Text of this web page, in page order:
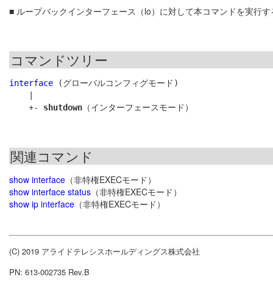
■ ループバックインターフェース（lo）に対して本コマンドを実行
コマンドツリー
interface (グローバルコンフィグモード)
    +-
shutdown
関連コマンド
show interface （非特権EXECモード）
show interface status （非特権EXECモード）
show ip interface （非特権EXECモード）
(C) 2019 アライドテレシスホールディングス株式会社
PN: 613-002735 Rev.B